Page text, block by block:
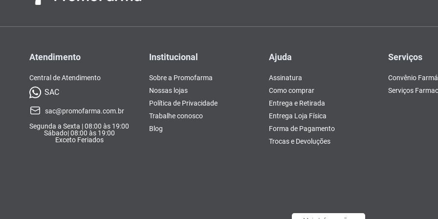
Atendimento
Central de Atendimento
SAC
sac@promofarma.com.br
Segunda a Sexta | 08:00 às 19:00
Sábado| 08:00 às 19:00
Exceto Feriados
Institucional
Sobre a Promofarma
Nossas lojas
Política de Privacidade
Trabalhe conosco
Blog
Ajuda
Assinatura
Como comprar
Entrega e Retirada
Entrega Loja Física
Forma de Pagamento
Trocas e Devoluções
Serviços
Convênio
Serviços